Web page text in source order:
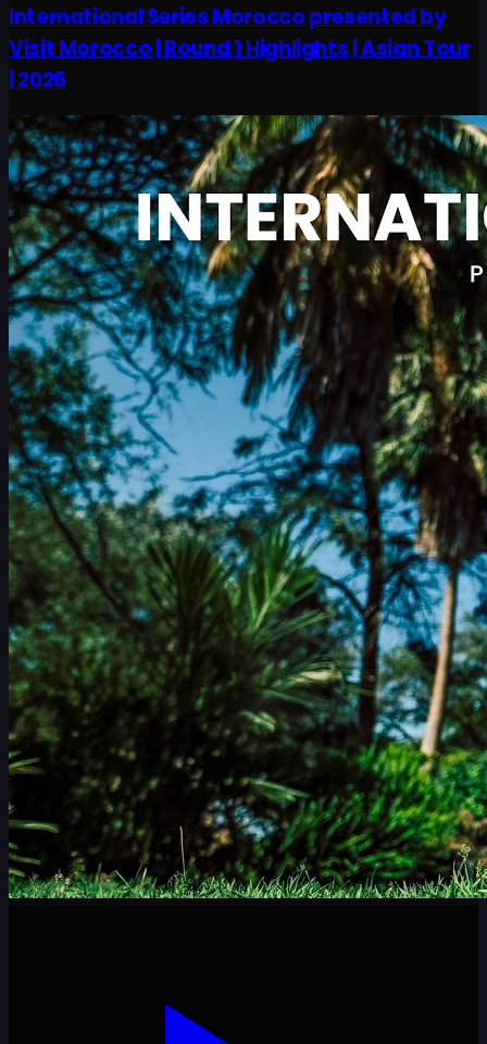
International Series Morocco presented by
Visit Morocco | Round 1 Highlights | Asian Tour
| 2026